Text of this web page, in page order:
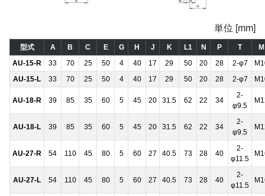
単位 [mm]
型式 A B C E G H J K L1 N P T
M
AU-15-R
33 70 25 50 4 40 17 29 50 20 28 2-φ7
AU-15-L
33 70 25 50 4 40 17 29 50 20 28 2-φ7
AU-18-R 39 85 35 60 5 45 20 31.5 62 22 34
2-
φ9.5
AU-18-L 39 85 35 60 5 45 20 31.5 62 22 34
2-
φ9.5
AU-27-R 54 110 45 80 5 60 27 40.5 73 28 40
2-
φ11.5
AU-27-L 54 110 45 80 5 60 27 40.5 73 28 40
2-
φ11.5